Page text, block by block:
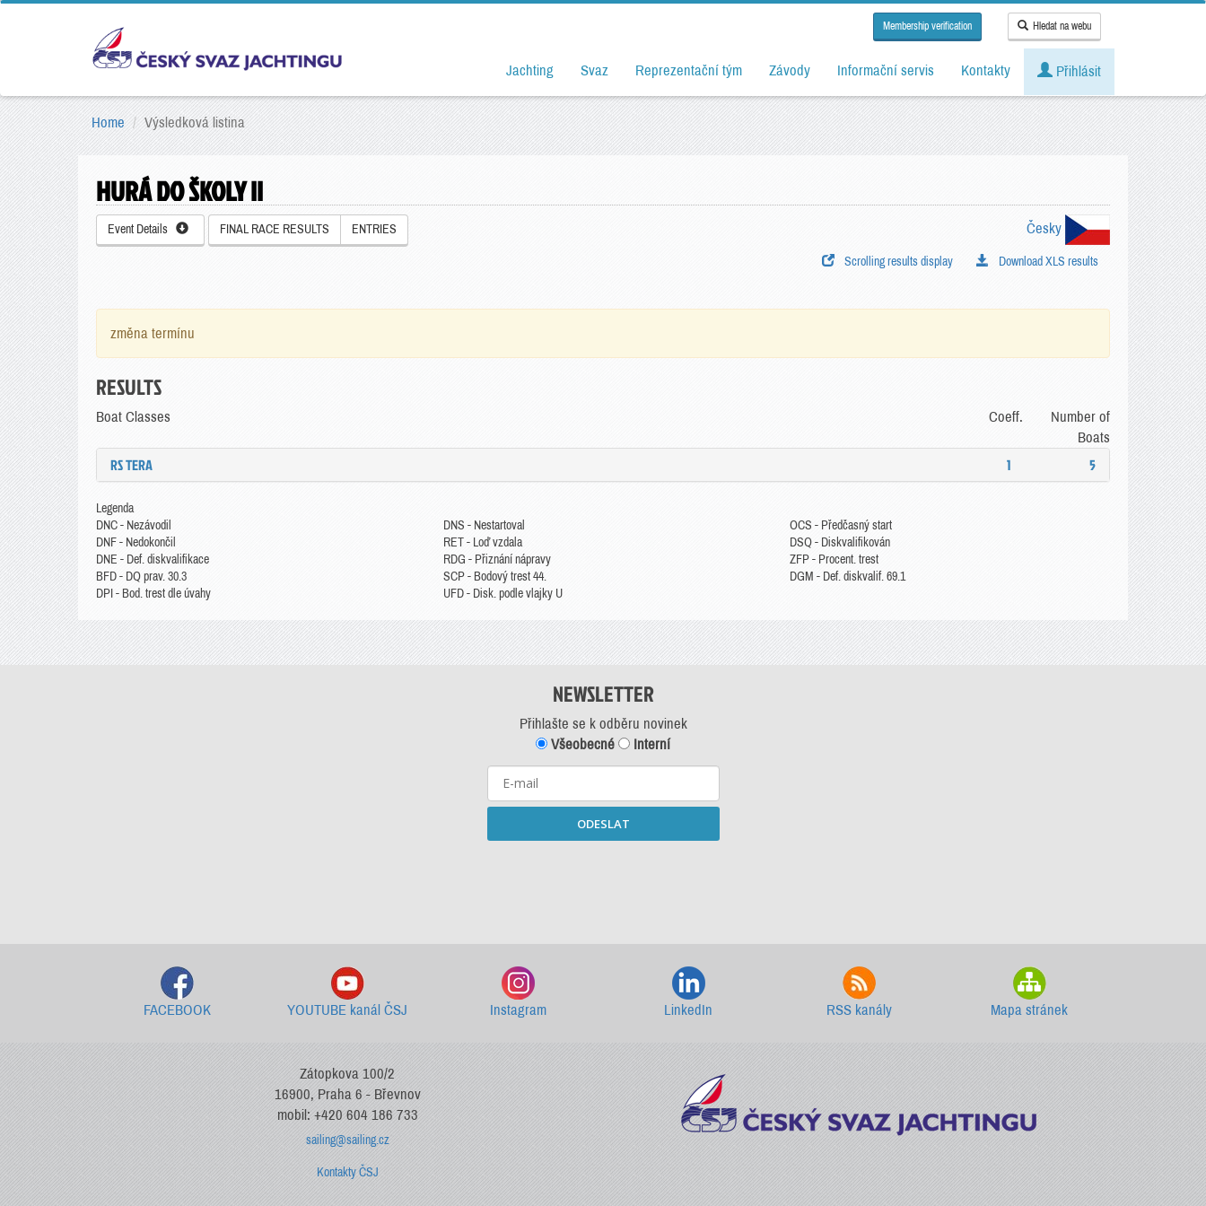
Membership verification Hledat na webu
Jachting Svaz Reprezentační tým Závody Informační servis Kontakty Přihlásit
Home Výsledková listina
HURÁ DO ŠKOLY II
Event Details FINAL RACE RESULTS ENTRIES Česky
Download XLS results
Scrolling results display
změna termínu
RESULTS
Boat Classes Coeff.
Number of
Boats
RS TERA 1 5
Legenda
DNC - Nezávodil
DNF - Nedokončil
DNE - Def. diskvalifikace
BFD - DQ prav. 30.3
DPI - Bod. trest dle úvahy
DNS - Nestartoval
RET - Loď vzdala
RDG - Přiznání nápravy
SCP - Bodový trest 44.
UFD - Disk. podle vlajky U
OCS - Předčasný start
DSQ - Diskvalifikován
ZFP - Procent. trest
DGM - Def. diskvalif. 69.1
NEWSLETTER
Přihlašte se k odběru novinek
Všeobecné
Interní
ODESLAT
FACEBOOK YOUTUBE kanál ČSJ Instagram LinkedIn RSS kanály Mapa stránek
Zátopkova 100/2
16900, Praha 6 - Břevnov
mobil: +420 604 186 733
sailing@sailing.cz
Kontakty ČSJ